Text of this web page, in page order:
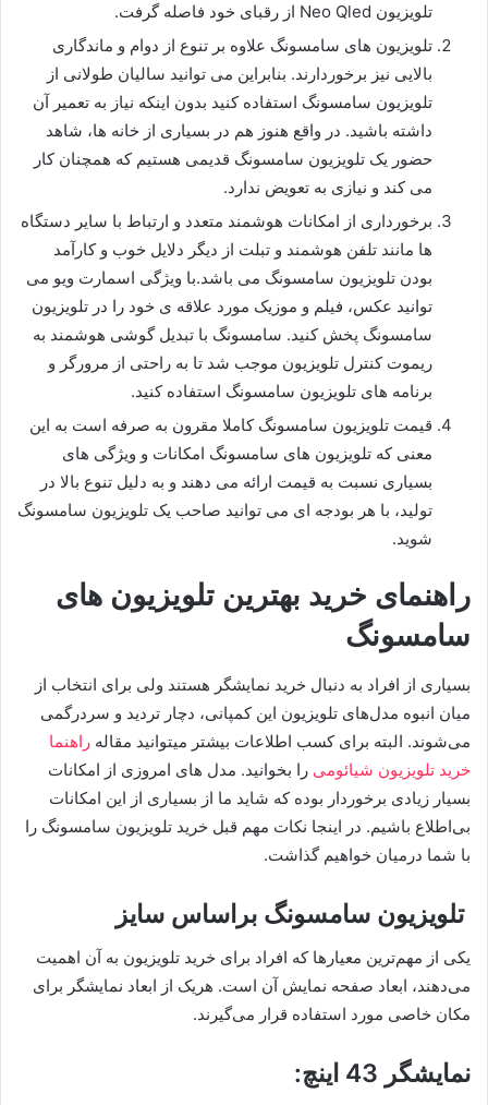
تلویزیون Neo Qled از رقبای خود فاصله گرفت.
تلویزیون های سامسونگ علاوه بر تنوع از دوام و ماندگاری
بالایی نیز برخوردارند. بنابراین می توانید سالیان طولانی از
تلویزیون سامسونگ استفاده کنید بدون اینکه نیاز به تعمیر آن
داشته باشید. در واقع هنوز هم در بسیاری از خانه ها، شاهد
حضور یک تلویزیون سامسونگ قدیمی هستیم که همچنان کار
می کند و نیازی به تعویض ندارد.
برخورداری از امکانات هوشمند متعدد و ارتباط با سایر دستگاه
ها مانند تلفن هوشمند و تبلت از دیگر دلایل خوب و کارآمد
بودن تلویزیون سامسونگ می باشد.با ویژگی اسمارت ویو می
توانید عکس، فیلم و موزیک مورد علاقه ی خود را در تلویزیون
سامسونگ پخش کنید. سامسونگ با تبدیل گوشی هوشمند به
ریموت کنترل تلویزیون موجب شد تا به راحتی از مرورگر و
برنامه های تلویزیون سامسونگ استفاده کنید.
قیمت تلویزیون سامسونگ کاملا مقرون به صرفه است به این
معنی که تلویزیون های سامسونگ امکانات و ویژگی های
بسیاری نسبت به قیمت ارائه می دهند و به دلیل تنوع بالا در
تولید، با هر بودجه ای می توانید صاحب یک تلویزیون سامسونگ
شوید.
راهنمای خرید بهترین تلویزیون های
سامسونگ
بسیاری از افراد به دنبال خرید نمایشگر هستند ولی برای انتخاب از
میان انبوه مدل‌های تلویزیون‌ این کمپانی، دچار تردید و سردرگمی
می‌شوند. البته برای کسب اطلاعات بیشتر میتوانید مقاله راهنما
خرید تلویزیون شیائومی را بخوانید. مدل های امروزی از امکانات
بسیار زیادی برخوردار بوده که شاید ما از بسیاری از این امکانات
بی‌اطلاع باشیم. در اینجا نکات مهم قبل خرید تلویزیون سامسونگ را
با شما درمیان خواهیم گذاشت.
تلویزیون سامسونگ براساس سایز
یکی از مهم‌ترین معیارها که افراد برای خرید تلویزیون به آن اهمیت
می‌دهند، ابعاد صفحه نمایش آن است. هریک از ابعاد نمایشگر برای
مکان خاصی مورد استفاده قرار می‌گیرند.
نمایشگر 43 اینچ: